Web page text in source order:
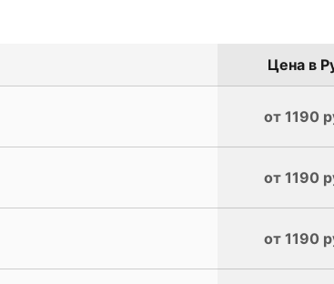
Цена в
от 1190
от 1190
от 1190